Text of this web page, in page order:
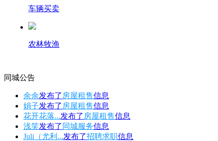
车辆买卖
农林牧渔
同城公告
余余发布了 房屋租售信息
娟子发布了 房屋租售信息
花开花落...发布了 房屋租售信息
浅笑发布了 同城服务信息
Juli（尤利...发布了招聘求职信息